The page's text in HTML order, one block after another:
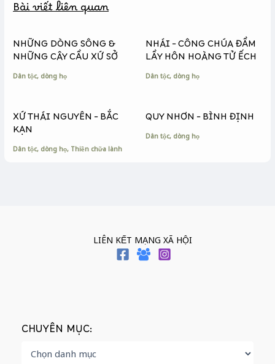
o
k
n
e
r
i
k
Bài viết liên quan
NHỮNG DÒNG SÔNG &
NHỮNG CÂY CẦU XỨ SỞ
Dân tộc, dòng họ
NHÁI – CÔNG CHÚA ĐẦM
LẦY HÔN HOÀNG TỬ ẾCH
Dân tộc, dòng họ
XỨ THÁI NGUYÊN – BẮC
KẠN
Dân tộc, dòng họ, Thiền chữa lành
QUY NHƠN – BÌNH ĐỊNH
Dân tộc, dòng họ
LIÊN KẾT MẠNG XÃ HỘI
CHUYÊN MỤC: